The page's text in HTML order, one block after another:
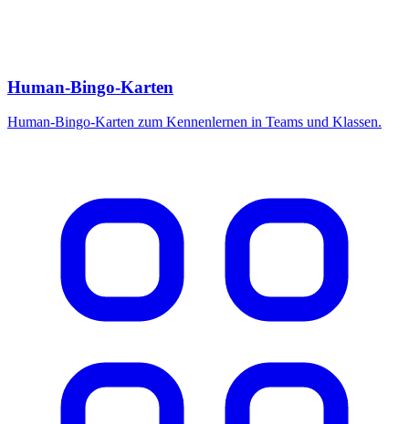
Human-Bingo-Karten
Human-Bingo-Karten zum Kennenlernen in Teams und Klassen.